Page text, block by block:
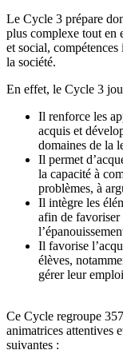
Le Cycle 3 prépare
plus complexe tout en
et social, compétences
la société.
En effet, le Cycle 3
Il renforce les
acquis et
domaines de la
Il permet
la capacité à
problèmes, à
Il intègre les
afin de
Il favorise
élèves,
gérer leur
Ce Cycle regroupe
animatrices attentives
suivantes :